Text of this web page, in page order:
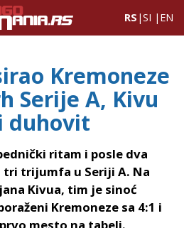
RS |SI | EN
Kremoneze
Serije A, Kivu
duhovit
ritam i posle dva
tri trijumfa u Seriji A. Na
Kivua, tim je sinoć
Kremoneze sa 4:1 i